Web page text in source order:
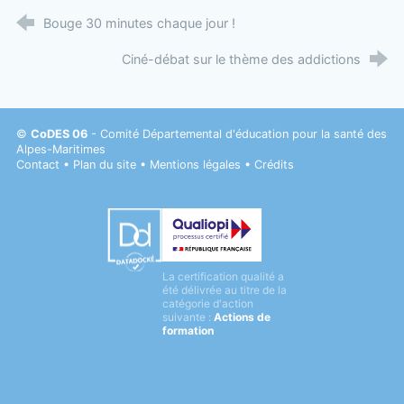
Bouge 30 minutes chaque jour !
Ciné-débat sur le thème des addictions
© CoDES 06- Comité Départemental d'éducation pour la santé des
Alpes-Maritimes
Contact • Plan du site• Mentions légales • Crédits
Datadock
Qualiopi
La certification qualité a
été délivrée au titre de la
catégorie d'action
suivante : Actions de
formation